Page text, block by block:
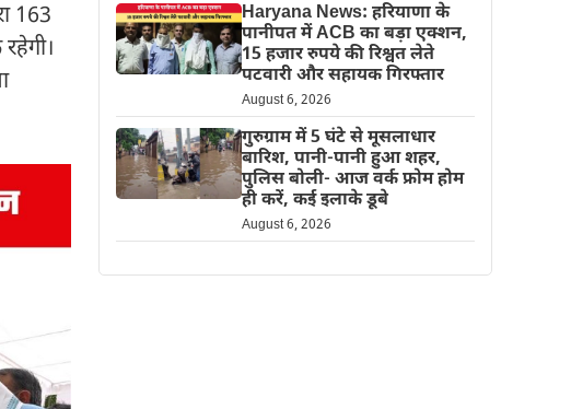
163
Haryana News: हरियाणा के
पानीपत में ACB का बड़ा एक्शन,
15 हजार रुपये की रिश्वत लेते
पटवारी और सहायक गिरफ्तार
August 6, 2026
गुरुग्राम में 5 घंटे से मूसलाधार
बारिश, पानी-पानी हुआ शहर,
पुलिस बोली- आज वर्क फ्रोम होम
ही करें, कई इलाके डूबे
August 6, 2026